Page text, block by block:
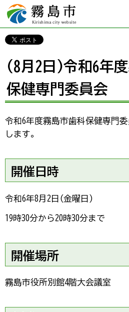
霧島市 Kirishima
city website
(8月2日)令和6年
保健専門委員会
令和6年度霧島市歯科保健専門
します。
開催日時
令和6年8月2日(金曜日)
19時30分から20時30分まで
開催場所
霧島市役所別館4階大会議室